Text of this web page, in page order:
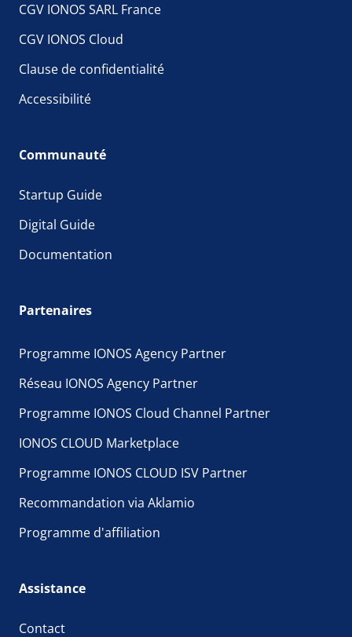
CGV IONOS SARL France
CGV IONOS Cloud
Clause de confidentialité
Accessibilité
Communauté
Startup Guide
Digital Guide
Documentation
Partenaires
Programme IONOS Agency Partner
Réseau IONOS Agency Partner
Programme IONOS Cloud Channel Partner
IONOS CLOUD Marketplace
Programme IONOS CLOUD ISV Partner
Recommandation via Aklamio
Programme d'affiliation
Assistance
Contact